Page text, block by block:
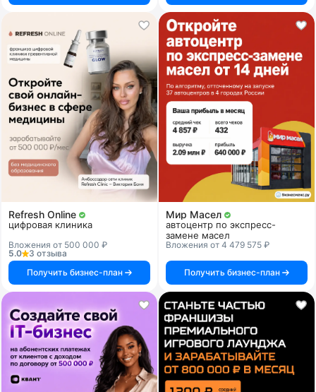
Refresh Online
цифровая клиника
Вложения от 500 000 ₽
5.0
3 отзыва
Получить бизнес-план
Мир Масел
автоцентр по экспресс-
замене масел
Вложения от 4 479 575 ₽
Получить бизнес-план